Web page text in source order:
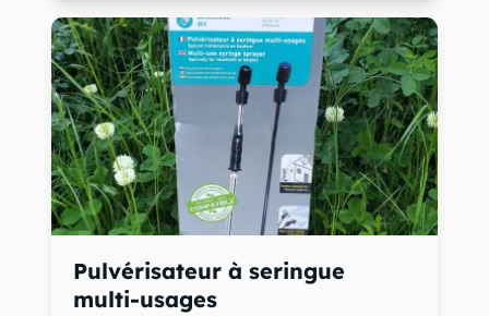
Pulvérisateur à seringue
multi-usages